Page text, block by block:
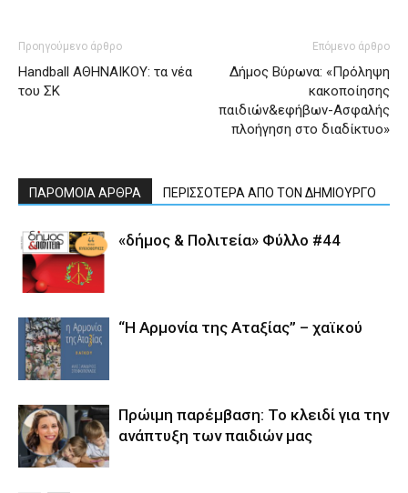
Προηγούμενο άρθρο
Handball AΘΗΝΑΙΚΟΥ: τα νέα
του ΣΚ
Επόμενο άρθρο
Δήμος Βύρωνα: «Πρόληψη
κακοποίησης
παιδιών&εφήβων-Ασφαλής
πλοήγηση στο διαδίκτυο»
ΠΑΡΟΜΟΙΑ ΑΡΘΡΑ ΠΕΡΙΣΣΟΤΕΡΑ ΑΠΟ ΤΟΝ ΔΗΜΙΟΥΡΓΟ
«δήμος & Πολιτεία» Φύλλο #44
“Η Αρμονία της Αταξίας” – χαϊκού
Πρώιμη παρέμβαση: Το κλειδί για την
ανάπτυξη των παιδιών µας